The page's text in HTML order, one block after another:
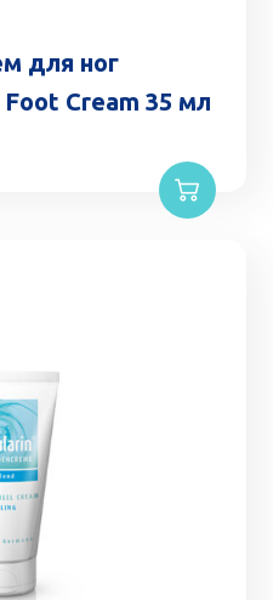
для ног
Cream 35 мл